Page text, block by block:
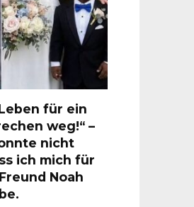
für ein
weg!“ –
nicht
ich mich für
Noah